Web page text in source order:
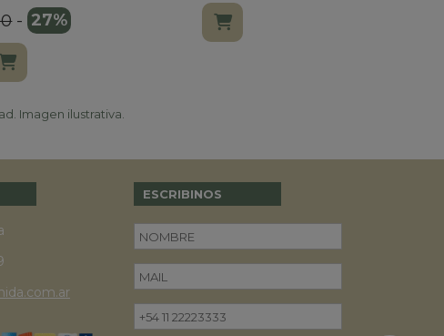
- 27%
Imagen ilustrativa.
ESCRIBINOS